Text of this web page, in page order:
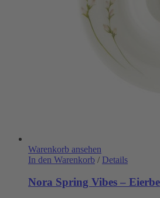
Warenkorb ansehen
In den Warenkorb / Details
Nora Spring Vibes –